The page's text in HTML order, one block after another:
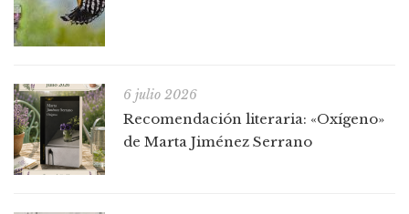
6 julio 2026
Recomendación literaria: «Oxígeno»
de Marta Jiménez Serrano